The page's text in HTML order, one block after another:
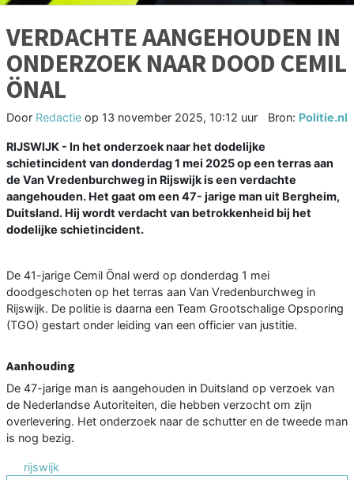
VERDACHTE AANGEHOUDEN IN
ONDERZOEK NAAR DOOD CEMIL
ÖNAL
Door Redactie op 13 november 2025, 10:12 uur Bron: Politie.nl
RIJSWIJK - In het onderzoek naar het dodelijke
schietincident van donderdag 1 mei 2025 op een terras aan
de Van Vredenburchweg in Rijswijk is een verdachte
aangehouden. Het gaat om een 47- jarige man uit Bergheim,
Duitsland. Hij wordt verdacht van betrokkenheid bij het
dodelijke schietincident.
De 41-jarige Cemil Önal werd op donderdag 1 mei
doodgeschoten op het terras aan Van Vredenburchweg in
Rijswijk. De politie is daarna een Team Grootschalige Opsporing
(TGO) gestart onder leiding van een officier van justitie.
Aanhouding
De 47-jarige man is aangehouden in Duitsland op verzoek van
de Nederlandse Autoriteiten, die hebben verzocht om zijn
overlevering. Het onderzoek naar de schutter en de tweede man
is nog bezig.
rijswijk